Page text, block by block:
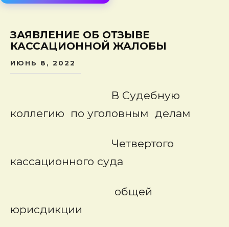
ЗАЯВЛЕНИЕ ОБ ОТЗЫВЕ
КАССАЦИОННОЙ ЖАЛОБЫ
ИЮНЬ 8, 2022
В Судебную
коллегию по уголовным делам
Четвертого
кассационного суда
общей
юрисдикции